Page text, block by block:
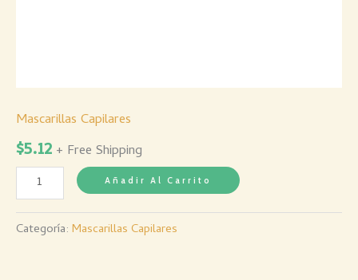
Mascarillas Capilares
$5.12 + Free Shipping
Añadir Al Carrito
Categoría: Mascarillas Capilares